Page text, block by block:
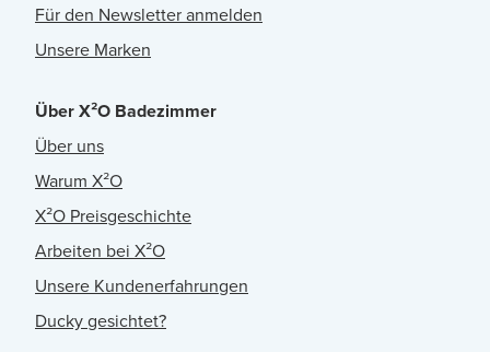
Für den Newsletter anmelden
Unsere Marken
Über X²O Badezimmer
Über uns
Warum X²O
X²O Preisgeschichte
Arbeiten bei X²O
Unsere Kundenerfahrungen
Ducky gesichtet?